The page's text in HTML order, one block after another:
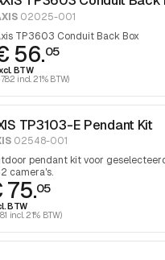
02025-001
TP3603 Conduit Back Box
56.05
BTW
incl. 21% BTW)
TP3103-E Pendant Kit
02548-001
pendant kit voor
camera's.
75.05
BTW
incl. 21% BTW)